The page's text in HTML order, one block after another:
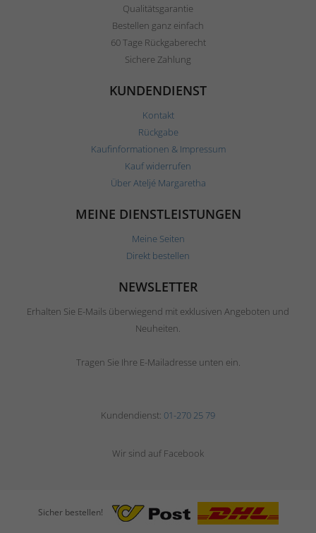
Qualitätsgarantie
Bestellen ganz einfach
60 Tage Rückgaberecht
Sichere Zahlung
KUNDENDIENST
Kontakt
Rückgabe
Kaufinformationen & Impressum
Kauf widerrufen
Über Ateljé Margaretha
MEINE DIENSTLEISTUNGEN
Meine Seiten
Direkt bestellen
NEWSLETTER
Erhalten Sie E-Mails überwiegend mit exklusiven Angeboten und
Neuheiten.
Tragen Sie Ihre E-Mailadresse unten ein.
Kundendienst: 01-270 25 79
Wir sind auf Facebook
Sicher bestellen!